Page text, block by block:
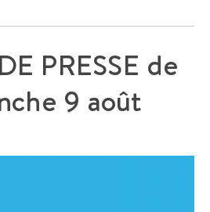
PRESSE de
9 août